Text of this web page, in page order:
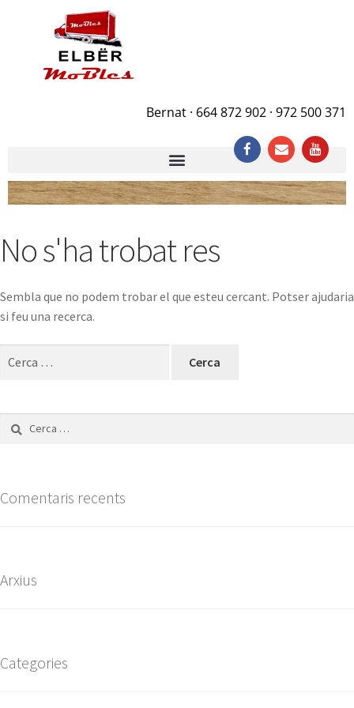
Bernat · 664 872 902 · 972 500 371
No s'ha trobat res
Sembla que no podem trobar el que esteu cercant. Potser ajudaria
si feu una recerca.
Comentaris recents
Arxius
Categories